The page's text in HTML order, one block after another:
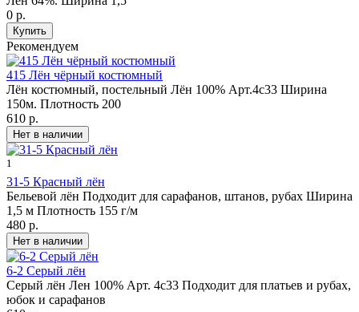
0 р.
Рекомендуем
415 Лён чёрный костюмный
Лён костюмный, постельный Лён 100% Арт.4с33 Ширина
150м. Плотность 200
610 р.
1
31-5 Красный лён
Бельевой лён Подходит для сарафанов, штанов, рубах Ширина
1,5 м Плотность 155 г/м
480 р.
6-2 Серый лён
Серый лён Лен 100% Арт. 4с33 Подходит для платьев и рубах,
юбок и сарафанов